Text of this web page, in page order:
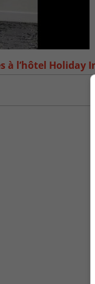
à l’hôtel Holiday